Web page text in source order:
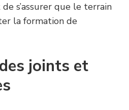
s’assurer que le terrain
la formation de
joints et